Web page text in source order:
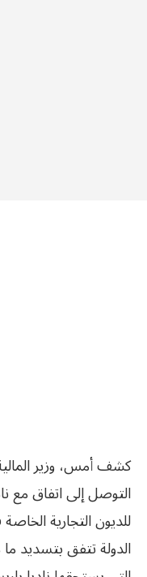
كشف أمس، وزير
التوصل إلى اتفاق
للديون التجارية